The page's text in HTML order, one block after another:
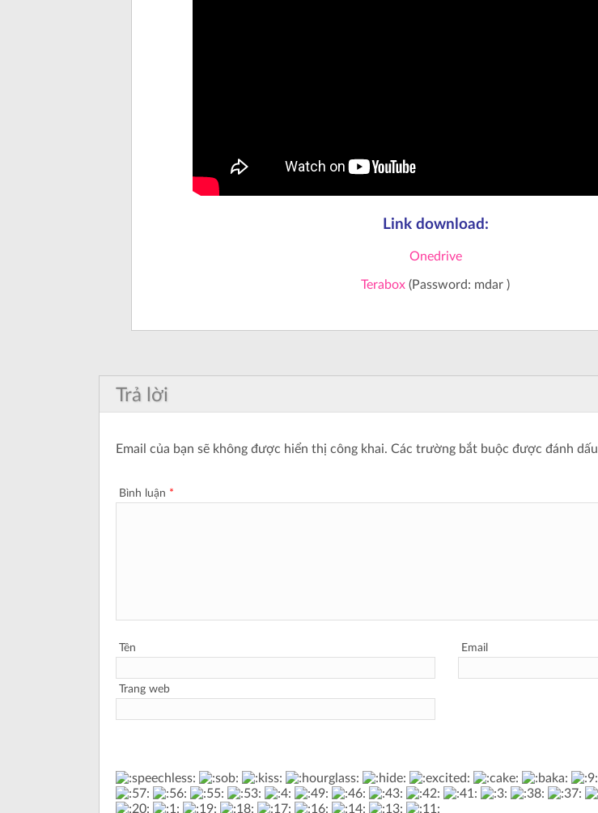
Link download:
Onedrive
Terabox (Password: mdar )
Trả lời
Email của bạn sẽ không được hiển thị công khai. Các trường bắt buộc được đánh dấu
Bình luận *
Tên Email
Trang web